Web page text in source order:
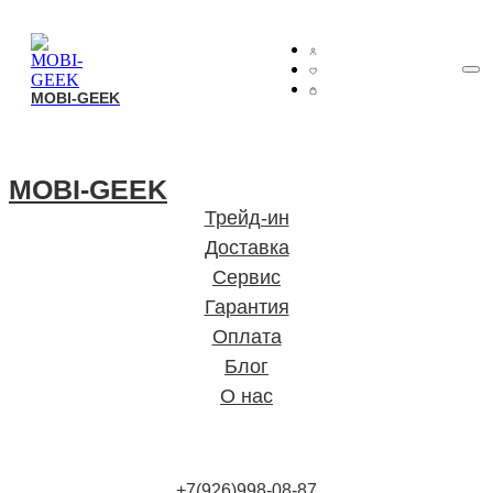
MOBI-GEEK
Трейд-ин
Доставка
Сервис
Гарантия
Оплата
Блог
О нас
MOBI-GEEK
MOBI-GEEK